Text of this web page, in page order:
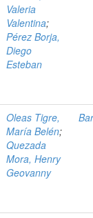
Valeria
Valentina;
Pérez Borja,
Diego
Esteban
Oleas Tigre,
María Belén;
Quezada
Mora, Henry
Geovanny